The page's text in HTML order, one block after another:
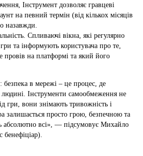
Інструмент дозволяє гравцеві
на певний термін (від кількох місяців
назавжди.
Спливаючі вікна, які регулярно
та інформують користувача про те,
провів на платформі та який його
в мережі – це процес, де
людині. Інструменти самообмеження не
гри, вони знімають тривожність і
залишається просто грою, безпечною та
абсолютно всі», — підсумовує Михайло